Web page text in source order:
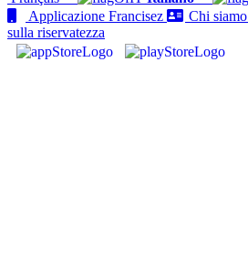
Applicazione Francisez
Chi siamo
sulla riservatezza